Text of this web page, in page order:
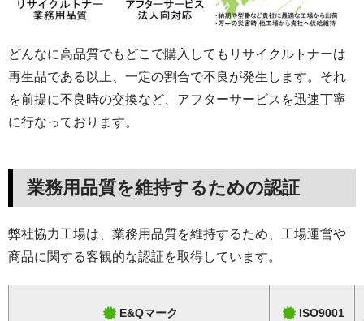
どんなに高品質でもどこで購入してもリサイクルトナーは
再生品である以上、一定の割合で不良が発生します。それ
を前提に不良時の交換など、アフターサービスを迅速丁寧
に行なっております。
業務用品質を維持するための認証
弊社協力工場は、業務用品質を維持するため、工場運営や
商品に関する客観的な認証を取得しています。
E&Qマーク ISO9001